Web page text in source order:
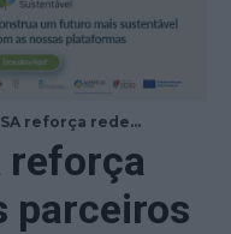
reforça rede...
reforça
parceiros